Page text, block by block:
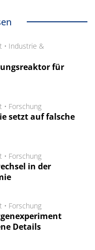
• Industrie &
für
• Forschung
setzt auf falsche
• Forschung
in der
• Forschung
Details